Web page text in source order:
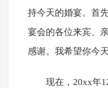
持今天的婚宴。首
宴会的各位来宾、
感谢。我希望你今
现在，20xx年